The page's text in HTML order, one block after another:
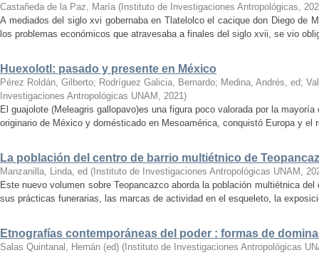
Castañeda de la Paz, María ( Instituto de Investigaciones Antropológicas,
A mediados del siglo xvi gobernaba en Tlatelolco el cacique don Diego de
los problemas económicos que atra­ve­sa­ba ­a ­finales ­del ­siglo xvii, se vio
Huexolotl: pasado y presente en México
Pérez Roldán, Gilberto; Rodríguez Galicia, Bernardo; Medina, Andrés, ed;
Investigaciones Antropológicas UNAM , 2021)
El guajolote (Meleagris gallopavo)es una figura poco valorada por la
originario de México y domésticado en Mesoamérica, conquistó Europa y el
La población del centro de barrio multiétnico de
Manzanilla, Linda, ed ( Instituto de Investigaciones Antropológicas UNAM ,
Este nuevo volumen sobre Teopancazco aborda la población multiétnica
sus prácticas funerarias, las marcas de actividad en el esqueleto, la
Etnografías contemporáneas del poder : formas de
Salas Quintanal, Hernán (ed) ( Instituto de Investigaciones Antropológicas